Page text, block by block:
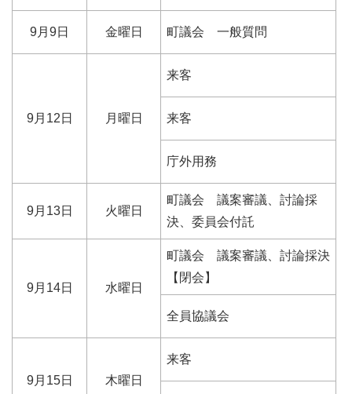
9月9日 金曜日 町議会 一般質問
9月12日 月曜日
来客
来客
庁外用務
9月13日 火曜日
町議会 議案審議、討論採
決、委員会付託
9月14日 水曜日
町議会 議案審議、討論採決
【閉会】
全員協議会
9月15日 木曜日
来客